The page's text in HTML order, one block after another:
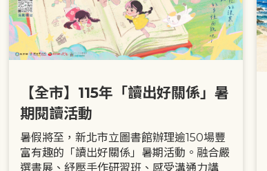
【全市】115年「讀出好關係」暑
期閱讀活動
暑假將至，新北市立圖書館辦理逾150場豐
富有趣的「讀出好關係」暑期活動。融合嚴
選書展、紓壓手作研習班、感受溝通力講